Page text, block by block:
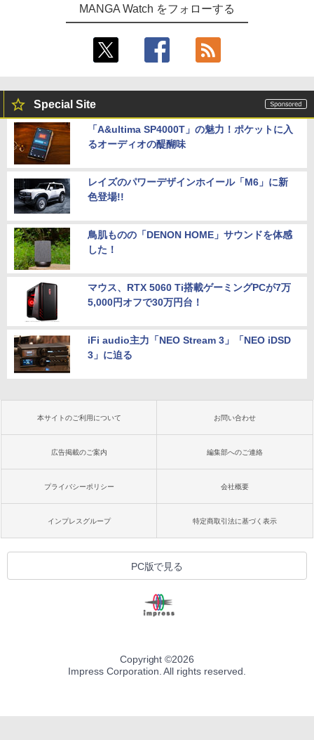
MANGA Watch をフォローする
Special Site
「A&ultima SP4000T」の魅力！ポケットに入
るオーディオの醍醐味
レイズのパワーデザインホイール「M6」に新
色登場!!
鳥肌ものの「DENON HOME」サウンドを体感
した！
マウス、RTX 5060 Ti搭載ゲーミングPCが7万
5,000円オフで30万円台！
iFi audio主力「NEO Stream 3」「NEO iDSD
3」に迫る
本サイトのご利用について お問い合わせ
広告掲載のご案内 編集部へのご連絡
プライバシーポリシー 会社概要
インプレスグループ 特定商取引法に基づく表示
PC版で見る
Copyright ©2026
Impress Corporation. All rights reserved.